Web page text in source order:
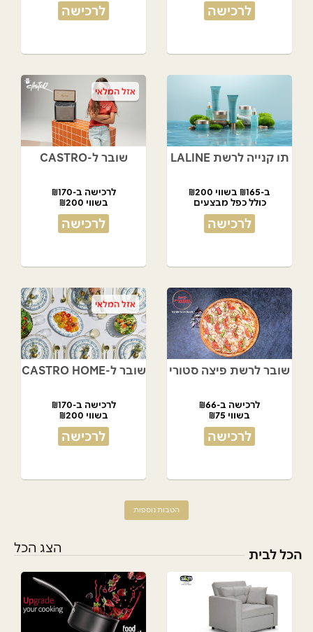
לרכישה לרכישה
תו קנייה לרשת LALINE
ב-₪165 בשווי ₪200
כולל כפל מבצעים
לרכישה
שובר ל-CASTRO
לרכישה ב-₪170
בשווי ₪200
לרכישה
אזל המלאי
שובר לרשת פיצה סטורי
לרכישה ב-₪66
בשווי ₪75
לרכישה
שובר ל-CASTRO HOME
לרכישה ב-₪170
בשווי ₪200
לרכישה
אזל המלאי
הטבות נוספות
הכל לבית הצג הכל